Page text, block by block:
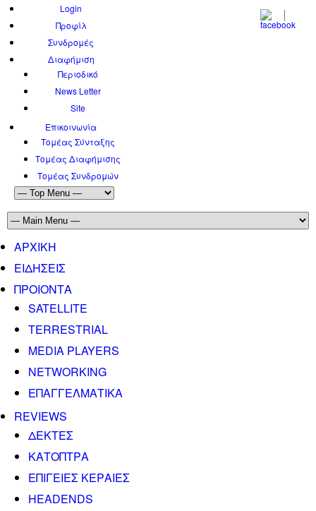
Login
Προφίλ
Συνδρομές
Διαφήμιση
Περιοδικό
News Letter
Site
Επικοινωνία
Τομέας Σύνταξης
Τομέας Διαφήμισης
Τομέας Συνδρομών
ΑΡΧΙΚΗ
ΕΙΔΗΣΕΙΣ
ΠΡΟΙΟΝΤΑ
SATELLITE
TERRESTRIAL
MEDIA PLAYERS
NETWORKING
ΕΠΑΓΓΕΛΜΑΤΙΚΑ
REVIEWS
ΔΕΚΤΕΣ
ΚΑΤΟΠΤΡΑ
ΕΠΙΓΕΙΕΣ ΚΕΡΑΙΕΣ
HEADENDS